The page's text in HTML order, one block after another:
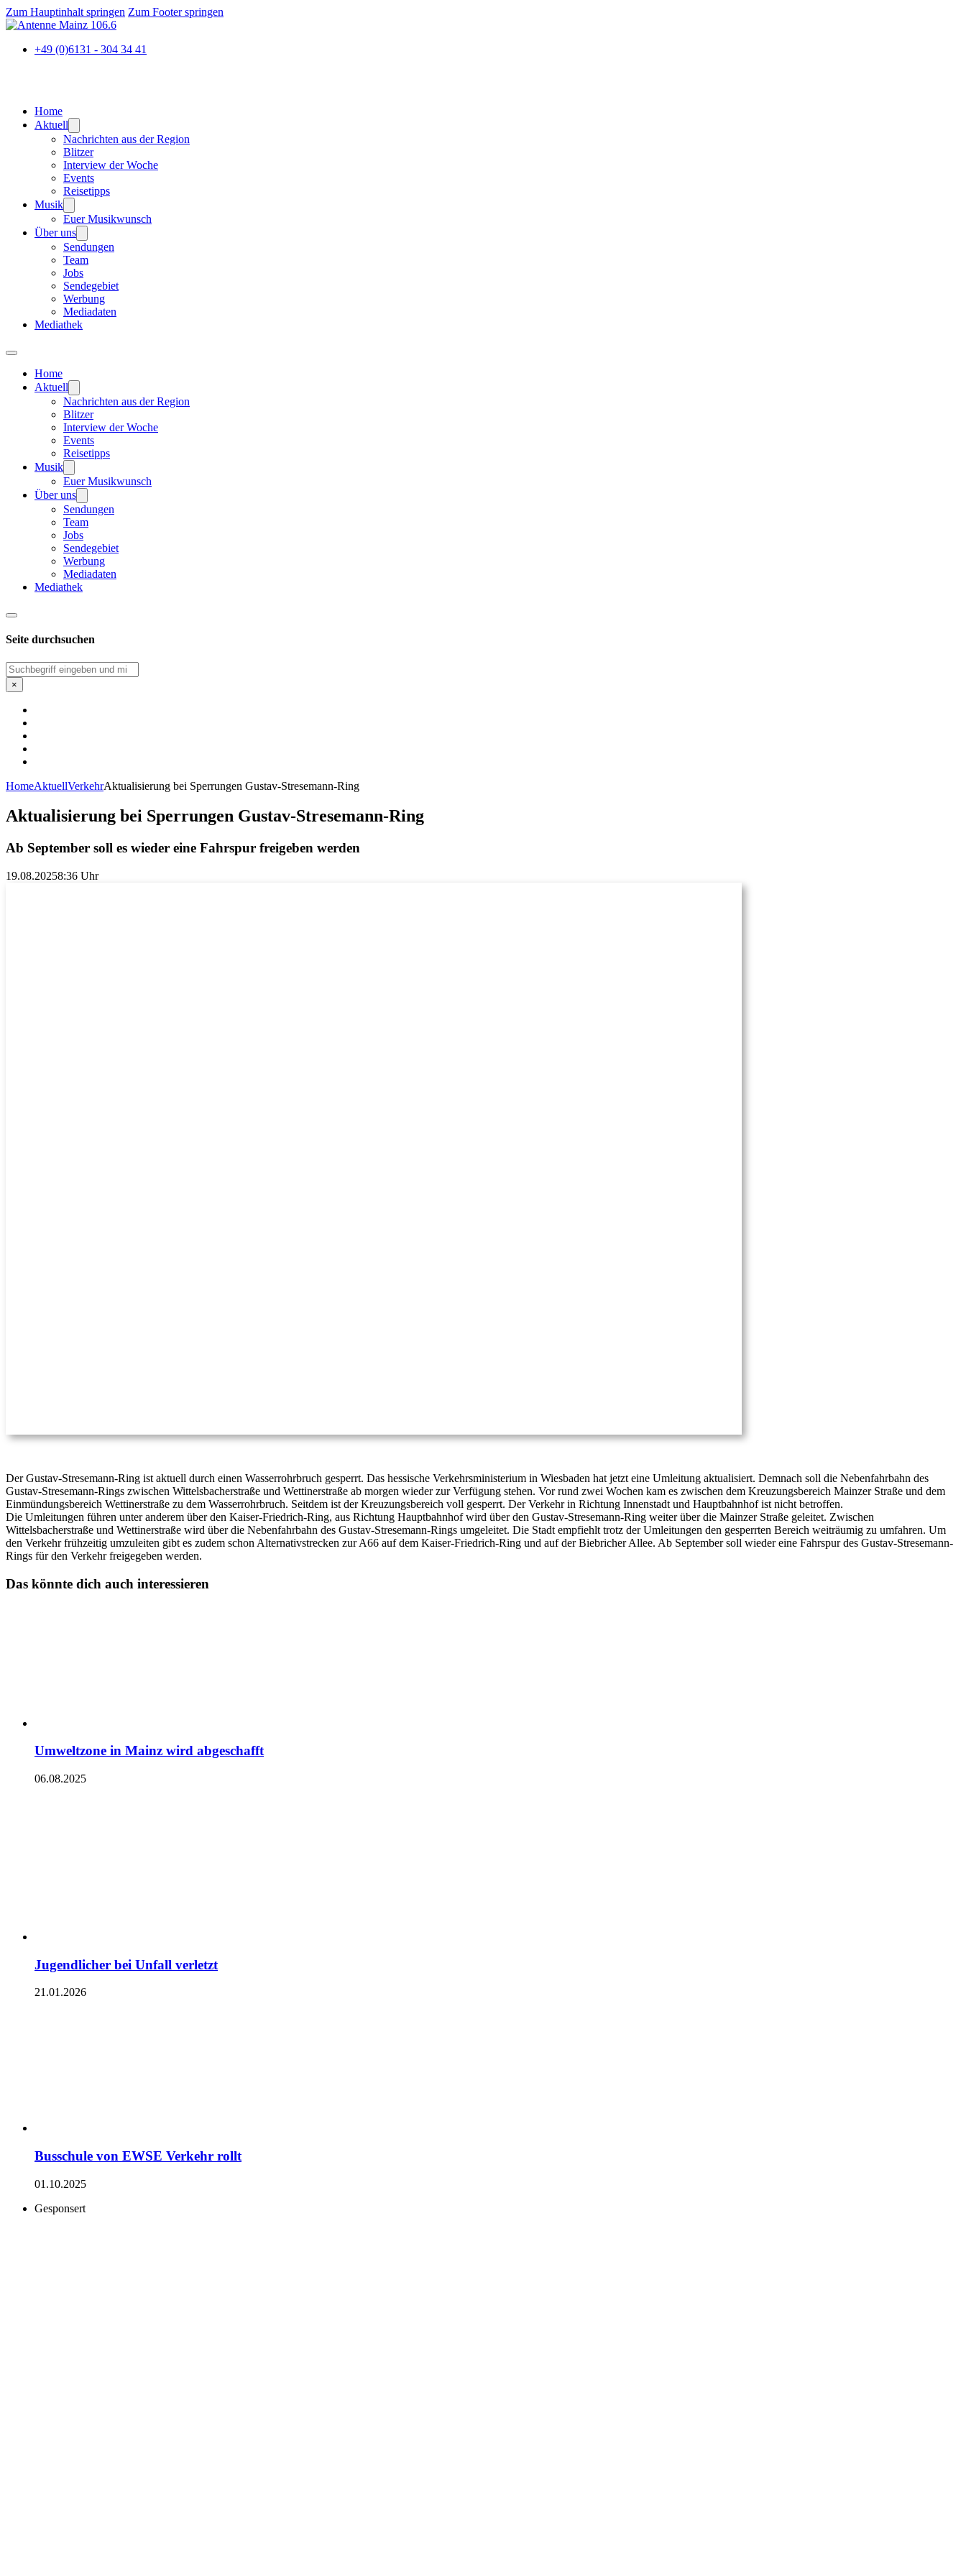
Zum Hauptinhalt springen Zum Footer springen
+49 (0)6131 - 304 34 41
Home
Aktuell
Nachrichten aus der Region
Blitzer
Interview der Woche
Events
Reisetipps
Musik
Euer Musikwunsch
Über uns
Sendungen
Team
Jobs
Sendegebiet
Werbung
Mediadaten
Mediathek
Home
Aktuell
Nachrichten aus der Region
Blitzer
Interview der Woche
Events
Reisetipps
Musik
Euer Musikwunsch
Über uns
Sendungen
Team
Jobs
Sendegebiet
Werbung
Mediadaten
Mediathek
Seite durchsuchen
Suchen
×
HomeAktuellVerkehrAktualisierung bei Sperrungen Gustav-Stresemann-Ring
Aktualisierung bei Sperrungen Gustav-Stresemann-Ring
Ab September soll es wieder eine Fahrspur freigeben werden
19.08.20258:36 Uhr
Der Gustav-Stresemann-Ring ist aktuell durch einen Wasserrohrbruch gesperrt. Das hessische Verkehrsministerium in Wiesbaden hat jetzt eine Umleitung aktualisiert. Demnach soll die Nebenfahrbahn des
Gustav-Stresemann-Rings zwischen Wittelsbacherstraße und Wettinerstraße ab morgen wieder zur Verfügung stehen. Vor rund zwei Wochen kam es zwischen dem Kreuzungsbereich Mainzer Straße und dem
Einmündungsbereich Wettinerstraße zu dem Wasserrohrbruch. Seitdem ist der Kreuzungsbereich voll gesperrt. Der Verkehr in Richtung Innenstadt und Hauptbahnhof ist nicht betroffen.
Die Umleitungen führen unter anderem über den Kaiser-Friedrich-Ring, aus Richtung Hauptbahnhof wird über den Gustav-Stresemann-Ring weiter über die Mainzer Straße geleitet. Zwischen
Wittelsbacherstraße und Wettinerstraße wird über die Nebenfahrbahn des Gustav-Stresemann-Rings umgeleitet. Die Stadt empfiehlt trotz der Umleitungen den gesperrten Bereich weiträumig zu umfahren. Um
den Verkehr frühzeitig umzuleiten gibt es zudem schon Alternativstrecken zur A66 auf dem Kaiser-Friedrich-Ring und auf der Biebricher Allee. Ab September soll wieder eine Fahrspur des Gustav-Stresemann-
Rings für den Verkehr freigegeben werden.
Das könnte dich auch interessieren
Umweltzone in Mainz wird abgeschafft
06.08.2025
Jugendlicher bei Unfall verletzt
21.01.2026
Busschule von EWSE Verkehr rollt
01.10.2025
Gesponsert